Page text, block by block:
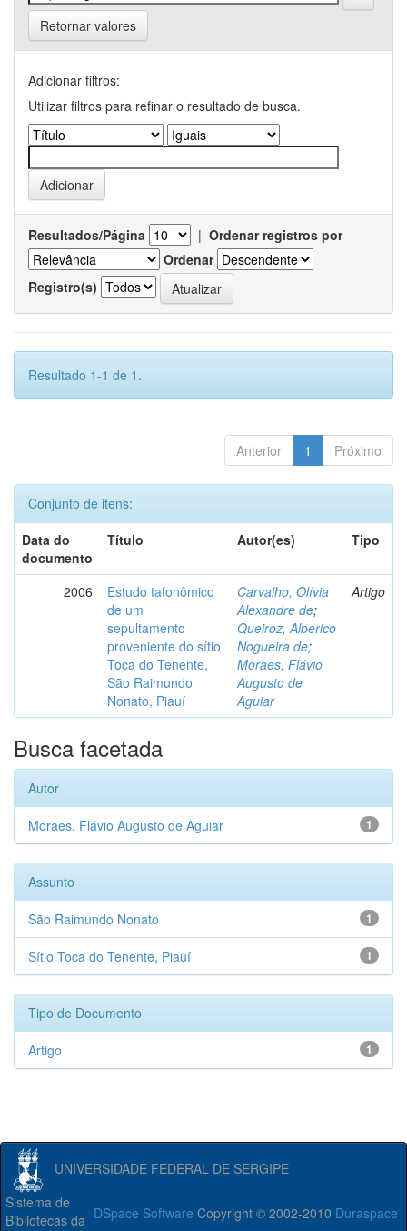
Retornar valores
Adicionar filtros:
Utilizar filtros para refinar o resultado de busca.
Resultados/Página | Ordenar registros por
Ordenar
Registro(s)
Resultado 1-1 de 1.
Anterior 1 Próximo
Conjunto de itens:
Data do
documento
Título Autor(es) Tipo
2006
Estudo tafonômico
de um
sepultamento
proveniente do sítio
Toca do Tenente,
São Raimundo
Nonato, Piauí
Carvalho, Olívia
Alexandre de;
Queiroz, Alberico
Nogueira de;
Moraes, Flávio
Augusto de
Aguiar
Artigo
Busca facetada
Autor
1
Moraes, Flávio Augusto de Aguiar
Assunto
1
São Raimundo Nonato
1
Sítio Toca do Tenente, Piauí
Tipo de Documento
1
Artigo
UNIVERSIDADE FEDERAL DE SERGIPE
DSpace Software Copyright © 2002-2010 Duraspace
Sistema de
Bibliotecas da